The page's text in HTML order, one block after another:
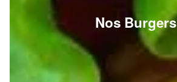
Nos Burgers